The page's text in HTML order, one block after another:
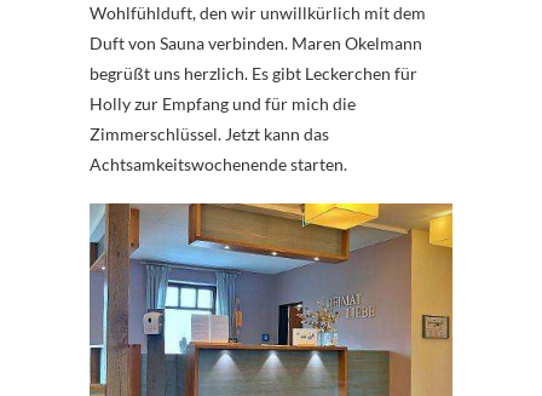
Wohlfühlduft, den wir unwillkürlich mit dem
Duft von Sauna verbinden. Maren Okelmann
begrüßt uns herzlich. Es gibt Leckerchen für
Holly zur Empfang und für mich die
Zimmerschlüssel. Jetzt kann das
Achtsamkeitswochenende starten.